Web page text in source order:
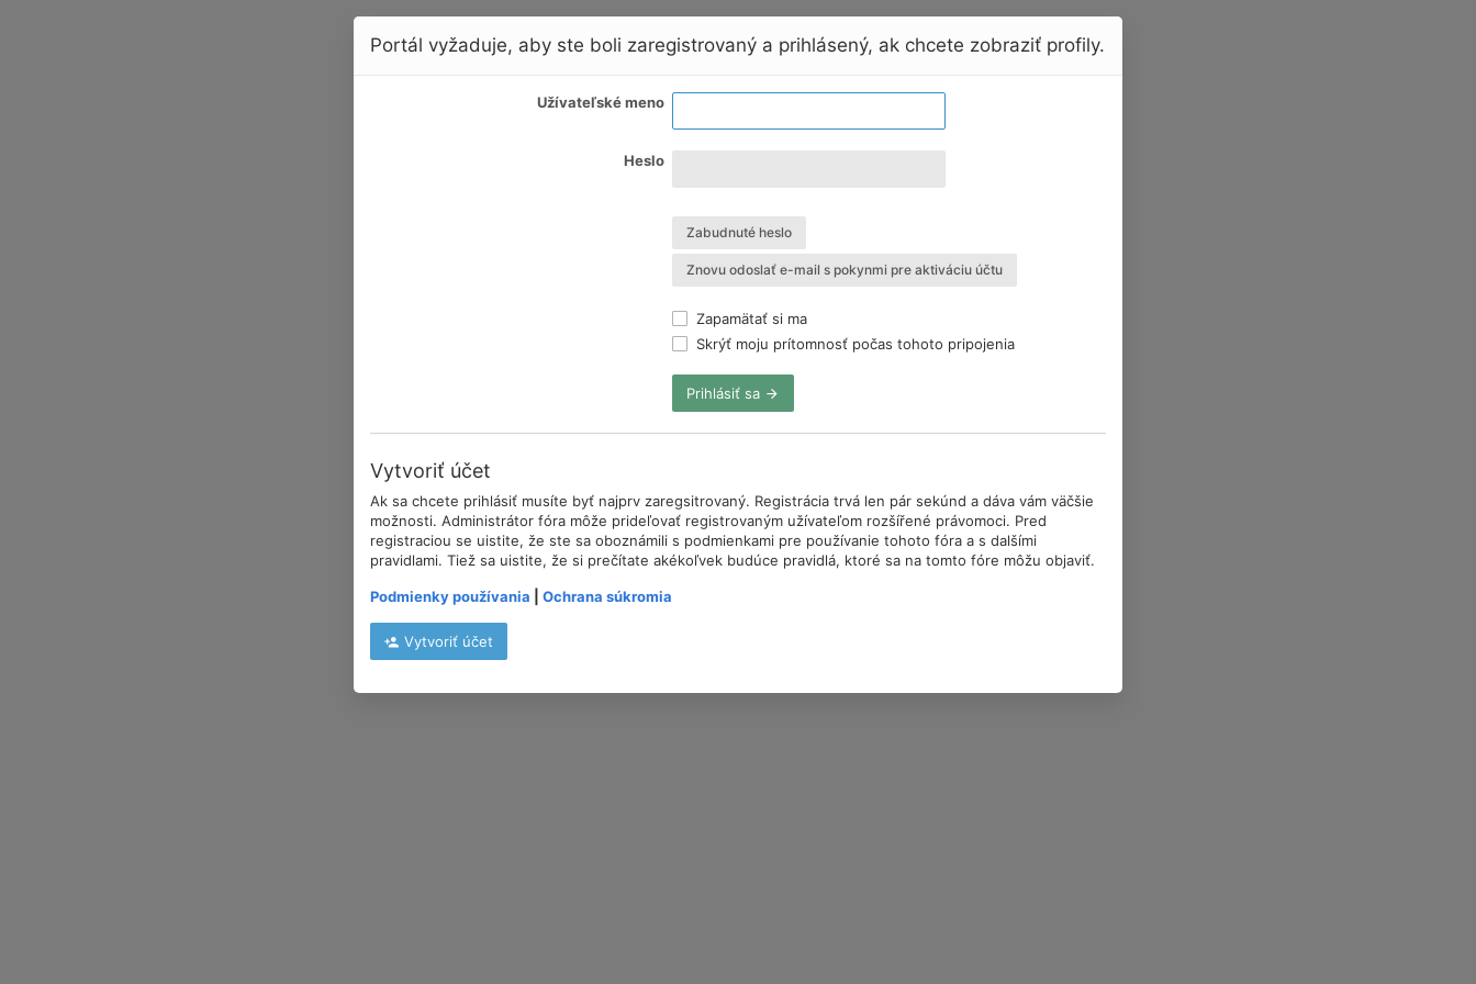
Portál vyžaduje, aby ste boli zaregistrovaný a prihlásený, ak chcete zobraziť profily.
Užívateľské meno
Heslo
Zabudnuté heslo
Znovu odoslať e-mail s pokynmi pre aktiváciu účtu
Zapamätať si ma
Skrýť moju prítomnosť počas tohoto pripojenia
Prihlásiť sa
Vytvoriť účet
Ak sa chcete prihlásiť musíte byť najprv zaregsitrovaný. Registrácia trvá len pár sekúnd a dáva vám väčšie
možnosti. Administrátor fóra môže prideľovať registrovaným užívateľom rozšířené právomoci. Pred
registraciou se uistite, že ste sa oboznámili s podmienkami pre používanie tohoto fóra a s dalšími
pravidlami. Tiež sa uistite, že si prečítate akékoľvek budúce pravidlá, ktoré sa na tomto fóre môžu objaviť.
Podmienky používania Ochrana súkromia
Vytvoriť účet